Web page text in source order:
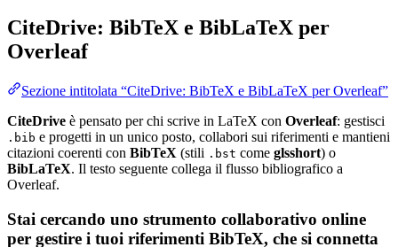
CiteDrive: BibTeX e BibLaTeX per
Overleaf
Sezione intitolata “CiteDrive: BibTeX e BibLaTeX per Overleaf”
CiteDrive è pensato per chi scrive in LaTeX con Overleaf: gestisci
.bib e progetti in un unico posto, collabori sui riferimenti e mantieni
citazioni coerenti con BibTeX (stili .bst come glsshort) o
BibLaTeX. Il testo seguente collega il flusso bibliografico a
Overleaf.
Stai cercando uno strumento collaborativo online
per gestire i tuoi riferimenti BibTeX, che si connetta